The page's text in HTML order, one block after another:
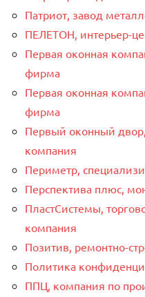
Патриот, завод
ПЕЛЕТОН, интерьер-
Первая оконная
фирма
Первая оконная
фирма
Первый оконный
компания
Периметр,
Перспектива плюс,
ПластСистемы,
компания
Позитив, ремонтно-
Политика
ППЦ, компания по